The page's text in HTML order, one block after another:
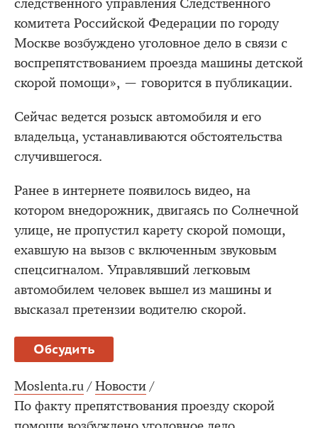
следственного управления Следственного
комитета Российской Федерации по городу
Москве возбуждено уголовное дело в связи с
воспрепятствованием проезда машины детской
скорой помощи», — говорится в публикации.
Сейчас ведется розыск автомобиля и его
владельца, устанавливаются обстоятельства
случившегося.
Ранее в интернете появилось видео, на
котором внедорожник, двигаясь по Солнечной
улице, не пропустил карету скорой помощи,
ехавшую на вызов с включенным звуковым
спецсигналом. Управлявший легковым
автомобилем человек вышел из машины и
высказал претензии водителю скорой.
Обсудить
Moslenta.ru / Новости /
По факту препятствования проезду скорой